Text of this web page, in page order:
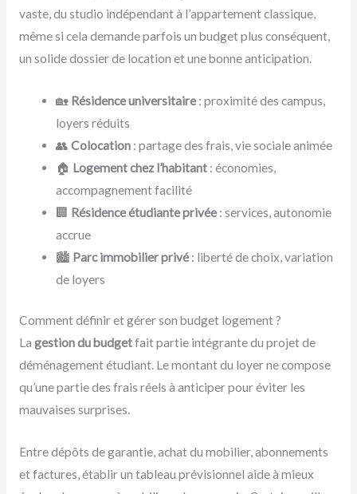
vaste, du studio indépendant à l’appartement classique,
même si cela demande parfois un budget plus conséquent,
un solide dossier de location et une bonne anticipation.
🏡 Résidence universitaire: proximité des campus,
loyers réduits
👥Colocation : partage des frais, vie sociale animée
🏠 Logement chez l’habitant : économies,
accompagnement facilité
🏢 Résidence étudiante privée: services, autonomie
accrue
🏙️ Parc immobilier privé: liberté de choix, variation
de loyers
Comment définir et gérer son budget logement ?
La gestion du budgetfait partie intégrante du projet de
déménagement étudiant. Le montant du loyer ne compose
qu’une partie des frais réels à anticiper pour éviter les
mauvaises surprises.
Entre dépôts de garantie, achat du mobilier, abonnements
et factures, établir un tableau prévisionnel aide à mieux